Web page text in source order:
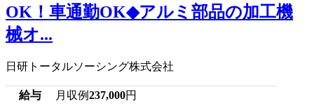
OK！車通勤OK◆アルミ部品の加工機
械オ...
日研トータルソーシング株式会社
給与 月収例237,000円